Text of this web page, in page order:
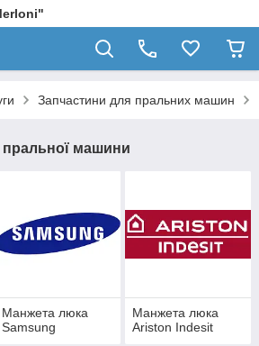
Запчастини для пральних машин
машини
Манжета люка
Samsung
Манжета люка
Ariston Indesit